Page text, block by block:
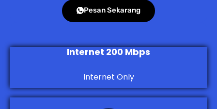
Pesan Sekarang
Internet 200 Mbps
Internet Only